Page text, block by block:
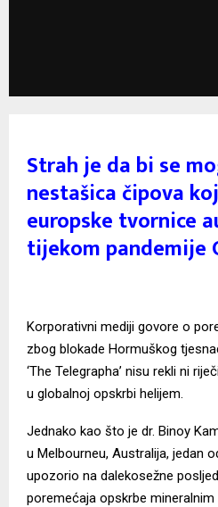
Strah je da bi se
nestašica čipova
europske tvornice
tijekom pandemije
Korporativni mediji govore o
zbog blokade Hormuškog
‘The Telegrapha’ nisu rekli ni
u globalnoj opskrbi helijem.
Jednako kao što je dr. Binoy
u Melbourneu, Australija, jedan
upozorio na dalekosežne
poremećaja opskrbe